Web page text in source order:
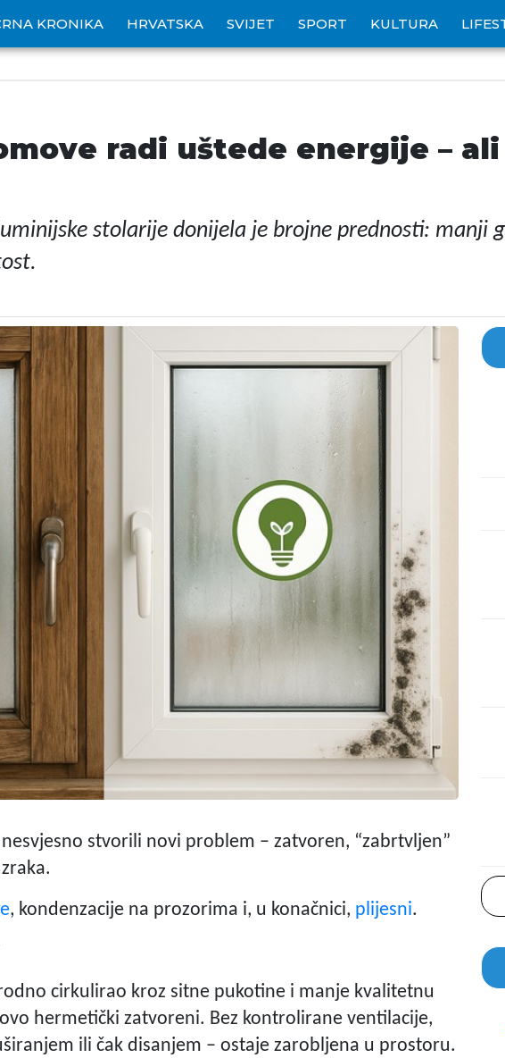
KRONIKA HRVATSKA SVIJET SPORT KULTURA
radi uštede energije –
stolarije donijela je brojne prednosti: manji
stvorili novi problem – zatvoren, “zabrtvljen”
, kondenzacije na prozorima i, u konačnici, plijesni.
cirkulirao kroz sitne pukotine i manje kvalitetnu
hermetički zatvoreni. Bez kontrolirane ventilacije,
ili čak disanjem – ostaje zarobljena u prostoru.